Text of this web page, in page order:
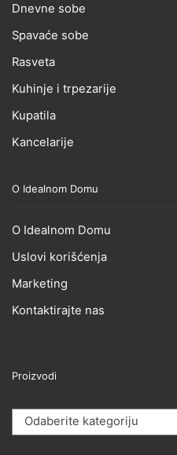
Dnevne sobe
Spavaće sobe
Rasveta
Kuhinje i trpezarije
Kupatila
Kancelarije
O Idealnom Domu
O Idealnom Domu
Uslovi korišćenja
Marketing
Kontaktirajte nas
Proizvodi
Odaberite kategoriju